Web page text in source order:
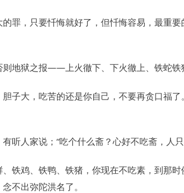
罪，只要忏悔就好了，但忏悔容易，最重
地狱之报——上火徹下、下火徹上、铁蛇铁
子大，吃苦的还是你自己，不要再贪口福
听人家说；“吃个什么斋？心好不吃斋，人
铁鸡、铁鸭、铁猪，你现在不吃素，到那
不出弥陀洪名了。